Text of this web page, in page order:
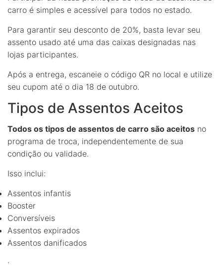
carro é simples e acessível para todos no estado.
Para garantir seu desconto de 20%, basta levar seu
assento usado até uma das caixas designadas nas
lojas participantes.
Após a entrega, escaneie o código QR no local e utilize
seu cupom até o dia 18 de outubro.
Tipos de Assentos Aceitos
Todos os tipos de assentos de carro são aceitos no
programa de troca, independentemente de sua
condição ou validade.
Isso inclui:
Assentos infantis
Booster
Conversíveis
Assentos expirados
Assentos danificados
.